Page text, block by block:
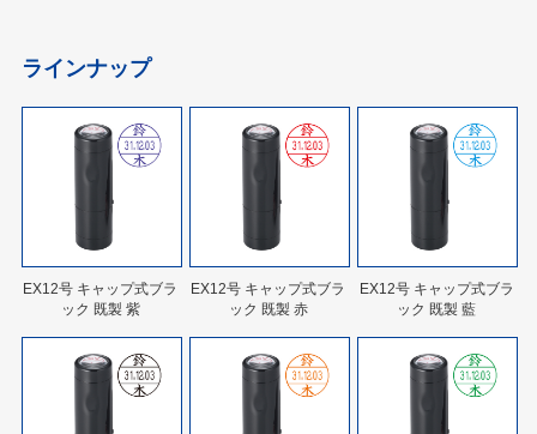
ラインナップ
EX12号 キャップ式ブラ
ック 既製 紫
EX12号 キャップ式ブラ
ック 既製 赤
EX12号 キャップ式ブラ
ック 既製 藍